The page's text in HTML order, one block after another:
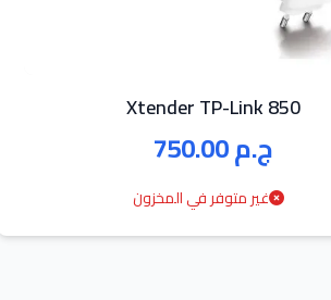
Xtender TP-Link 850
750.00 ج.م
غير متوفر في المخزون